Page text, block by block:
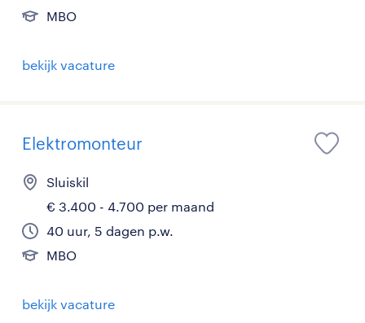
MBO
bekijk vacature
Elektromonteur
Sluiskil
€ 3.400 - 4.700 per maand
40 uur, 5 dagen p.w.
MBO
bekijk vacature